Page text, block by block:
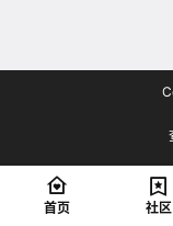
首页 社区